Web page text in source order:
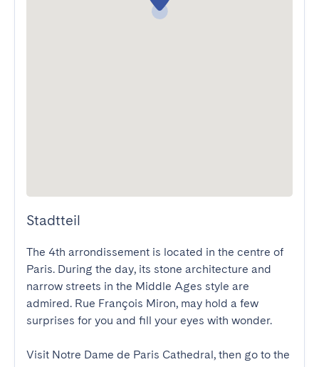
Stadtteil
The 4th arrondissement is located in the centre of
Paris. During the day, its stone architecture and
narrow streets in the Middle Ages style are
admired. Rue François Miron, may hold a few
surprises for you and fill your eyes with wonder.
Visit Notre Dame de Paris Cathedral, then go to the